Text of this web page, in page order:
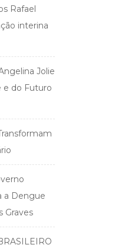
Rafael
interina
Jolie
e do Futuro
a Dengue
Graves